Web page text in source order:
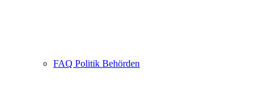
FAQ Politik Behörden